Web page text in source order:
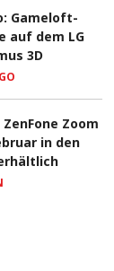
Gameloft-
auf dem LG
3D
ZenFone Zoom
in den